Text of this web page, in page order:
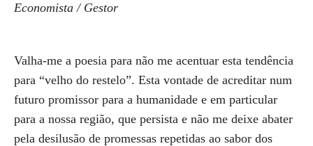
Economista / Gestor
Valha-me a poesia para não me acentuar esta tendência
para “velho do restelo”. Esta vontade de acreditar num
futuro promissor para a humanidade e em particular
para a nossa região, que persista e não me deixe abater
pela desilusão de promessas repetidas ao sabor dos